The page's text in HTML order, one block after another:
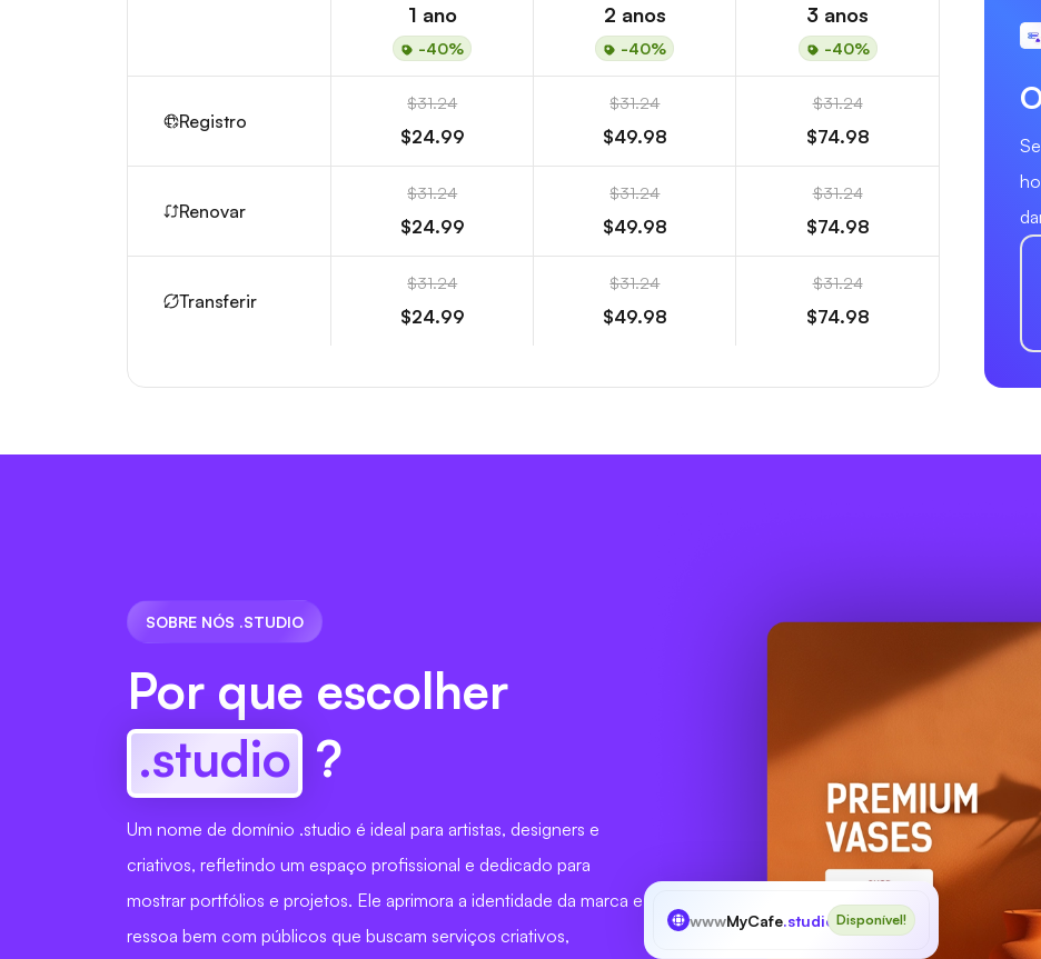
1 ano
-40%
2 anos
-40%
3 anos
-40%
Registro
$31.24
$24.99
$31.24
$49.98
$31.24
$74.98
Renovar
$31.24
$24.99
$31.24
$49.98
$31.24
$74.98
Transferir
$31.24
$24.99
$31.24
$49.98
$31.24
$74.98
SOBRE NÓS .STUDIO
Por que escolher
.studio ?
Um nome de domínio .studio é ideal para artistas, designers e
criativos, refletindo um espaço profissional e dedicado para
mostrar portfólios e projetos. Ele aprimora a identidade da marca e
ressoa bem com públicos que buscam serviços criativos,
wwwMyCafe.studio Disponível!